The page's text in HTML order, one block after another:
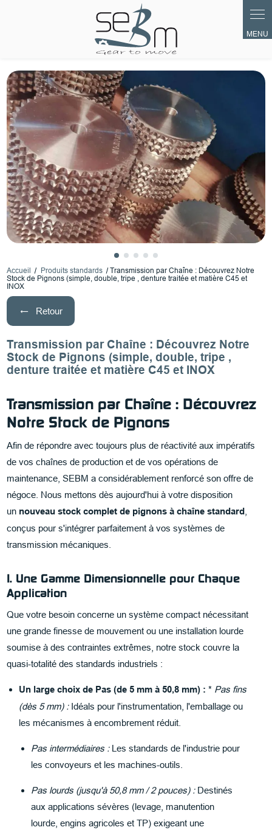
Accueil Produits standards
Transmission par Chaîne : Découvrez Notre
Stock de Pignons (simple, double, tripe , denture traitée et matière C45 et
INOX
Retour
Transmission par Chaîne : Découvrez Notre
Stock de Pignons (simple, double, tripe ,
denture traitée et matière C45 et INOX
Transmission par Chaîne : Découvrez
Notre Stock de Pignons
Afin de répondre avec toujours plus de réactivité aux impératifs
de vos chaînes de production et de vos opérations de
maintenance, SEBM a considérablement renforcé son offre de
négoce. Nous mettons dès aujourd'hui à votre disposition
un nouveau stock complet de pignons à chaîne standard
conçus pour s'intégrer parfaitement à vos systèmes de
transmission mécaniques.
1. Une Gamme Dimensionnelle pour Chaque
Application
Que votre besoin concerne un système compact nécessitant
une grande finesse de mouvement ou une installation lourde
soumise à des contraintes extrêmes, notre stock couvre la
quasi-totalité des standards industriels :
Un large choix de Pas (de 5 mm à 50,8 mm) : * Pas fins
(dès 5 mm) :Idéals pour l'instrumentation, l'emballage ou
les mécanismes à encombrement réduit.
Pas intermédiaires :Les standards de l'industrie pour
les convoyeurs et les machines-outils.
Pas lourds (jusqu'à 50,8 mm / 2 pouces) :Destinés
aux applications sévères (levage, manutention
lourde, engins agricoles et TP) exigeant une